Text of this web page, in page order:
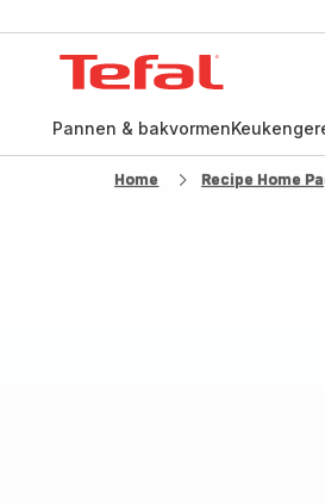
Pannen & bakvormen
Home Recipe Home